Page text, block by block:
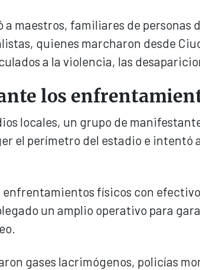
maestros, familiares de
quienes marcharon desde
a la violencia, las
los
locales, un grupo de
el perímetro del estadio e intentó
físicos con
un amplio operativo para
gases lacrimógenos, policías